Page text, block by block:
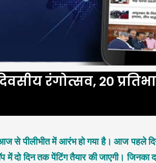
रंगोत्सव, 20
आज से पीलीभीत में आरंभ हो गया है। आज पहले
में दो दिन तक पेंटिंग तैयार की जाएगी। जिनका